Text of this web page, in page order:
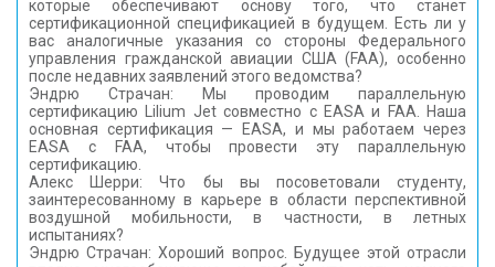
которые обеспечивают основу того, что станет
сертификационной спецификацией в будущем. Есть ли у
вас аналогичные указания со стороны Федерального
управления гражданской авиации США (FAA), особенно
после недавних заявлений этого ведомства?
Эндрю Страчан: Мы проводим параллельную
сертификацию Lilium Jet совместно с EASA и FAA. Наша
основная сертификация — EASA, и мы работаем через
EASA с FAA, чтобы провести эту параллельную
сертификацию.
Алекс Шерри: Что бы вы посоветовали студенту,
заинтересованному в карьере в области перспективной
воздушной мобильности, в частности, в летных
испытаниях?
Эндрю Страчан: Хороший вопрос. Будущее этой отрасли